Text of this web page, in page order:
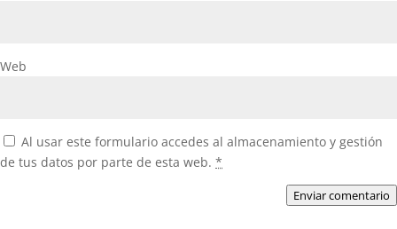
Web
Al usar este formulario accedes al almacenamiento y gestión
de tus datos por parte de esta web. *
Enviar comentario